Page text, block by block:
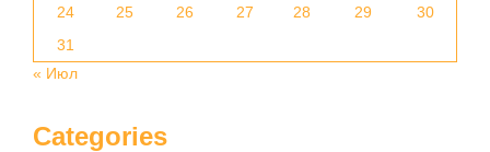
24
25 26 27 28 29
30
31
« Июл
Categories